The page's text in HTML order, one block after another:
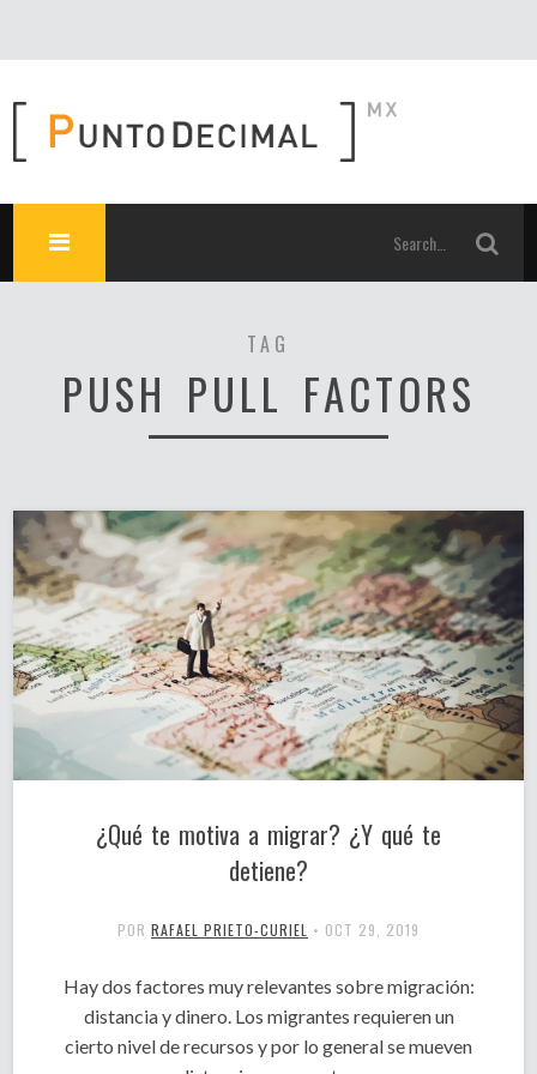
TAG
PUSH PULL FACTORS
¿Qué te motiva a migrar? ¿Y qué te
detiene?
POR RAFAEL PRIETO-CURIEL • OCT 29, 2019
Hay dos factores muy relevantes sobre migración:
distancia y dinero. Los migrantes requieren un
cierto nivel de recursos y por lo general se mueven